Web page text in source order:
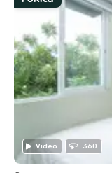
Video 360